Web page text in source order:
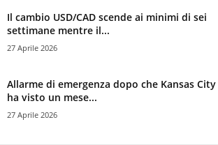
Il cambio USD/CAD scende ai minimi di sei
settimane mentre il...
27 Aprile 2026
Allarme di emergenza dopo che Kansas City
ha visto un mese...
27 Aprile 2026